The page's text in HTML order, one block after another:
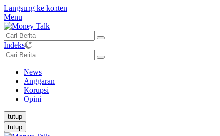
Langsung ke konten
Menu
Indeks
News
Anggaran
Korupsi
Opini
tutup
tutup